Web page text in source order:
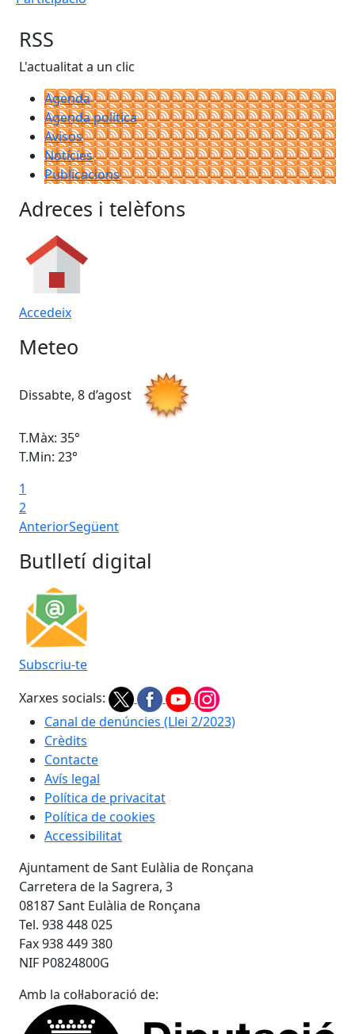
RSS
L'actualitat a un clic
Agenda
Agenda política
Avisos
Notícies
Publicacions
Adreces i telèfons
Accedeix
Meteo
Dissabte, 8 d’agost
T.Màx: 35°
T.Min: 23°
1
2
AnteriorSegüent
Butlletí digital
Subscriu-te
Xarxes socials:
Canal de denúncies (Llei 2/2023)
Crèdits
Contacte
Avís legal
Política de privacitat
Política de cookies
Accessibilitat
Ajuntament de Sant Eulàlia de Ronçana
Carretera de la Sagrera, 3
08187 Sant Eulàlia de Ronçana
Tel. 938 448 025
Fax 938 449 380
NIF P0824800G
Amb la col·laboració de: